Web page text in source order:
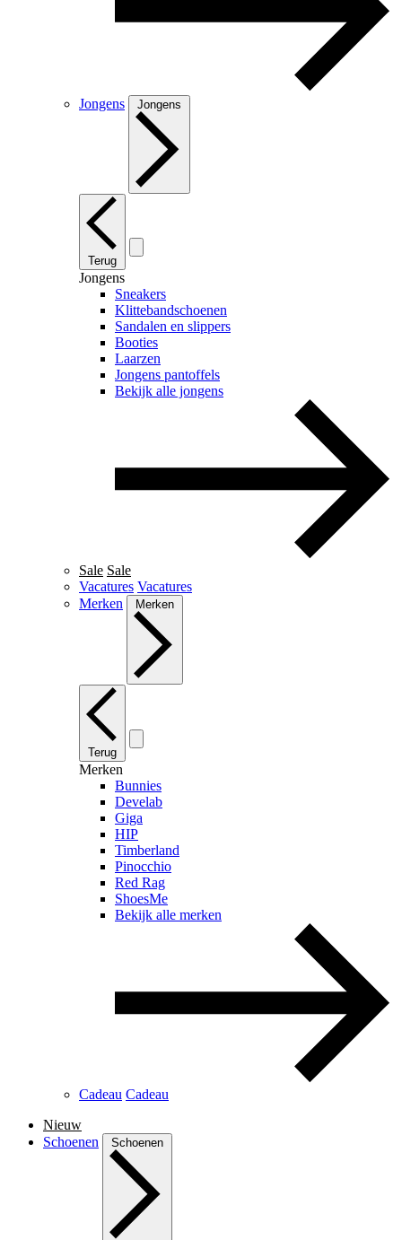
Jongens Jongens
Terug
Jongens
Sneakers
Klittebandschoenen
Sandalen en slippers
Booties
Laarzen
Jongens pantoffels
Bekijk alle jongens
Sale Sale
Vacatures Vacatures
Merken
Merken
Terug
Merken
Bunnies
Develab
Giga
HIP
Timberland
Pinocchio
Red Rag
ShoesMe
Bekijk alle merken
Cadeau Cadeau
Nieuw
Schoenen
Schoenen